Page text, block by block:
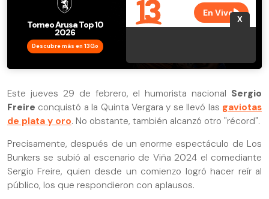
Descubre más en 13Go
Este jueves 29 de febrero, el humorista nacional Sergio
Freire conquistó a la Quinta Vergara y se llevó las gaviotas
de plata y oro. No obstante, también alcanzó otro "récord".
Precisamente, después de un enorme espectáculo de Los
Bunkers se subió al escenario de Viña 2024 el comediante
Sergio Freire, quien desde un comienzo logró hacer reír al
público, los que respondieron con aplausos.